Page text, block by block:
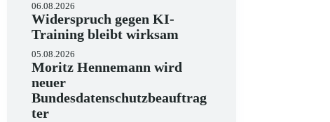
06.08.2026
Widerspruch gegen KI-
Training bleibt wirksam
05.08.2026
Moritz Hennemann wird
neuer
Bundesdatenschutzbeauftrag
ter